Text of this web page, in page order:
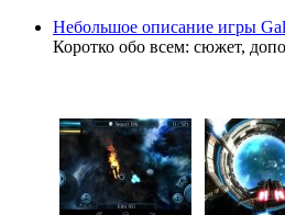
Небольшое описание игры
Коротко обо всем: сюжет,